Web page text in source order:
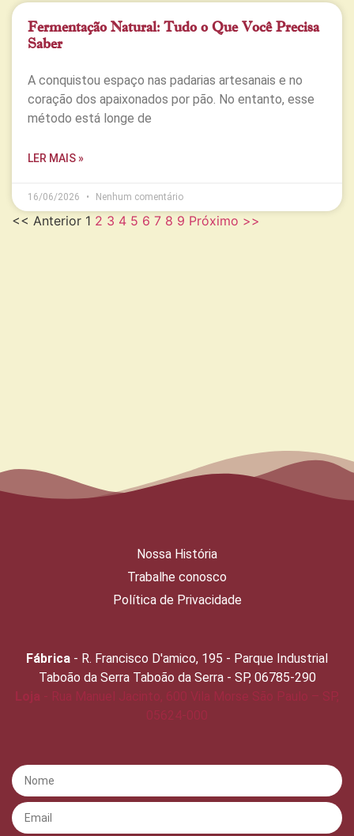
Fermentação Natural: Tudo o Que Você Precisa
Saber
A conquistou espaço nas padarias artesanais e no
coração dos apaixonados por pão. No entanto, esse
método está longe de
LER MAIS »
16/06/2026 Nenhum comentário
<< Anterior 1 2 3 4 5 6 7 8 9 Próximo >>
Nossa História
Trabalhe conosco
Política de Privacidade
Fábrica - R. Francisco D'amico, 195 - Parque Industrial
Taboão da Serra Taboão da Serra - SP, 06785-290
Loja - Rua Manuel Jacinto, 600 Vila Morse São Paulo – SP,
05624-000